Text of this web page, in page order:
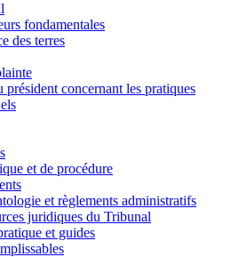
fondamentales
des terres
président concernant les pratiques
et de procédure
et règlements administratifs
juridiques du Tribunal
et guides